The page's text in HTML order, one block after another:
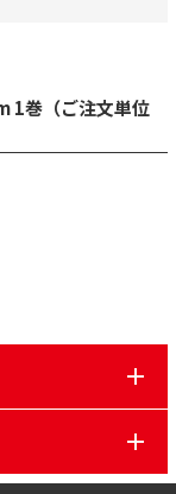
1巻（ご注文単位